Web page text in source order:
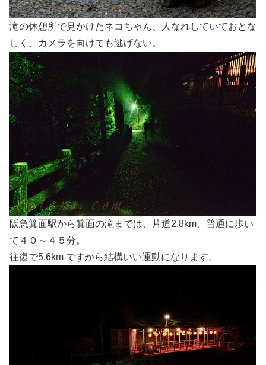
滝の休憩所で見かけたネコちゃん、人なれしていておとな
しく、カメラを向けても逃げない。
阪急箕面駅から箕面の滝までは、片道2.8km、普通に歩い
て４０～４５分。
往復で5.6km ですから結構いい運動になります。